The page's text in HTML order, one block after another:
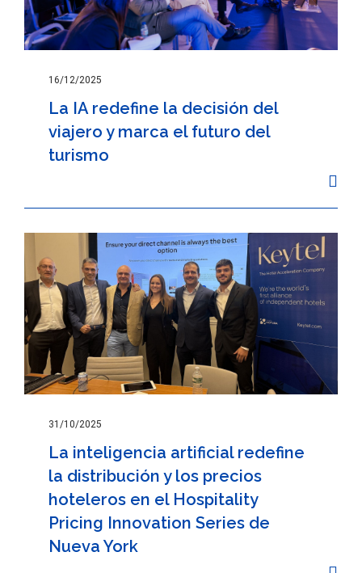
16/12/2025
La IA redefine la decisión del
viajero y marca el futuro del
turismo
31/10/2025
La inteligencia artificial redefine
la distribución y los precios
hoteleros en el Hospitality
Pricing Innovation Series de
Nueva York